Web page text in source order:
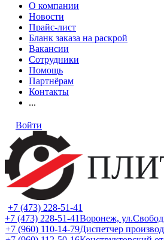
О компании
Новости
Прайс-лист
Бланк заказа на раскрой
Вакансии
Сотрудники
Помощь
Партнёрам
Контакты
...
Войти
+7 (473) 228-51-41
+7 (473) 228-51-41Воронеж,
+7 (960) 110-14-79Диспетчер